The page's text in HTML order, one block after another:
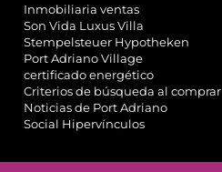
Inmobiliaria ventas
Son Vida Luxus Villa
Stempelsteuer Hypotheken
Port Adriano Village
certificado energético
Criterios de búsqueda al comprar
Noticias de Port Adriano
Social Hipervínculos